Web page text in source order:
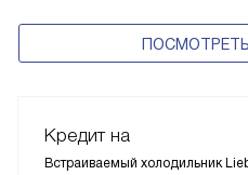
Кредит на
Встраиваемый холодильник